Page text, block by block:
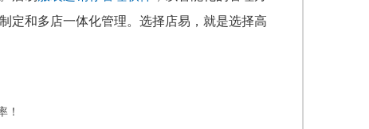
定和多店一体化管理。选择店易，就是选择高
！